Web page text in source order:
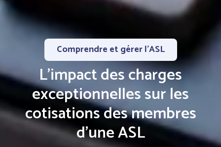
Comprendre et gérer l’ASL
L'impact des charges
exceptionnelles sur les
cotisations des membres
d'une ASL